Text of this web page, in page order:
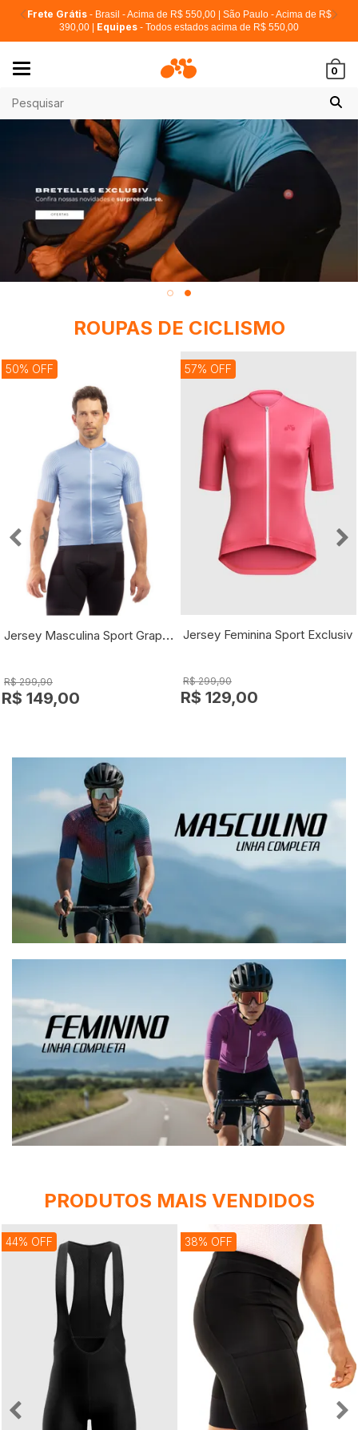
Frete Grátis- Brasil - Acima de R$ 550,00 | São Paulo - Acima de R$
390,00 | Equipes - Todos estados acima de R$ 550,00
0
ROUPAS DE CICLISMO
50% OFF
Jersey Masculina Sport Graphic
R$ 299,90
R$ 149,00
57% OFF
Jersey Feminina Sport Exclusiv
R$ 299,90
R$ 129,00
PRODUTOS MAIS VENDIDOS
44% OFF 38% OFF